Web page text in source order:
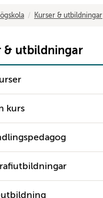
Kurser & utbildningar
& utbildningar
kurs